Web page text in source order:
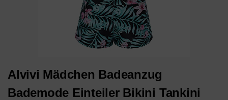
Alvivi Mädchen Badeanzug
Bademode Einteiler Bikini Tankini